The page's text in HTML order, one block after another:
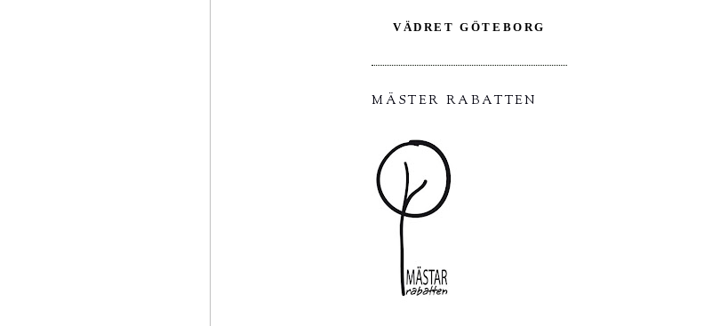
VÄDRET GÖTEBORG
MÄSTER RABATTEN